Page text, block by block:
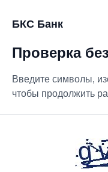
БКС Банк
Проверка
Введите символы,
чтобы продолжить